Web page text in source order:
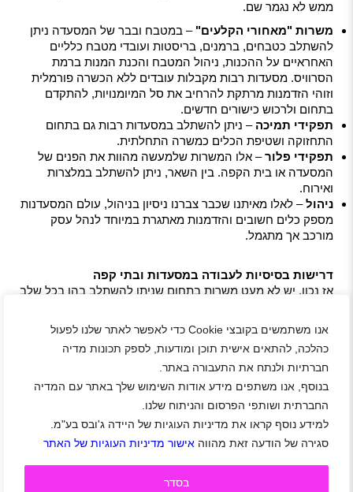
אנו משתמשים בקובצי Cookie כדי לאפשר לאתר שלנו לפעול
כהלכה, להתאים אישית תוכן ומודעות, לספק תכונות מדיה
חברתיות ולנתח את התעבורה באתר.
בנוסף, אנו משתפים מידע אודות השימוש שלך באתר עם המדיה
החברתית ושותפי הפרסום והניתוח שלנו.
למידע נוסף קראו את מדיניות העוגיות של היידה ג'ובס בע"מ.
סגירה של הודעה זאת מהווה אישור מדיניות העוגיות של האתר
בסדר
ממש לא נגמר שם.
משרות "מאחורי הקלעים" – במטבח ובבר של המסעדה ניתן
להשתלב כטבחים, ברמנים, בריסטות ועובדי מטבח כלליים
האחראיים על ההכנות, ניהול המטבח והכנת המנות ברמת
הסרוויס. מסעדות רבות מקבלות עובדים ללא הכשרה פורמלית
וזוהי הזדמנות מרתקת להרחיב את סל המיומנויות, להתקדם
בתחום ולרכוש כישורים חדשים.
תפקידי תמיכה – ניתן להשתלב במסעדות רבות גם בתחום
התחזוקה ושטיפת הכלים כמשרה התחלתית.
תפקידי פלור– אלו המשרות שלמעשה מהוות את הפנים של
המסעדה או בית הקפה. בין השאר, ניתן להשתלב במלצרות
ואירוח.
ניהול– לאלו מאיתנו שכבר צברנו ניסיון בניהול, עולם המסעדנות
מספק כלים חשובים והזדמנות מאתגרת במיוחד לנהל עסק
מורכב אך מתגמל.
דרישות בסיסיות לעבודה במסעדות ובתי קפה
אז נכון, יש לא מעט משרות בתחום שניתן להשתלב בהן בכל שלב
המיטב, להתמיד במקום העבודה ולהתקדם בו, ישנן כמה תכונות
שיכולות לתת לנו יתרון משמעותי.
תודעת שירות מעולה
מיומנויות תקשורת חזקות– העבודה, כאמור, מתנהלת ברובה
באופן פרונטלי מול אנשים, או לכל הפחות בתיאום מול צוות
ממגוון תחומים. לכן, חשוב שנוכל לתקשר ביעילות ובצורה נעימה.
יכולת תיאום גבוהה– יכולת עבודה בסביבה מהירה וטיפול